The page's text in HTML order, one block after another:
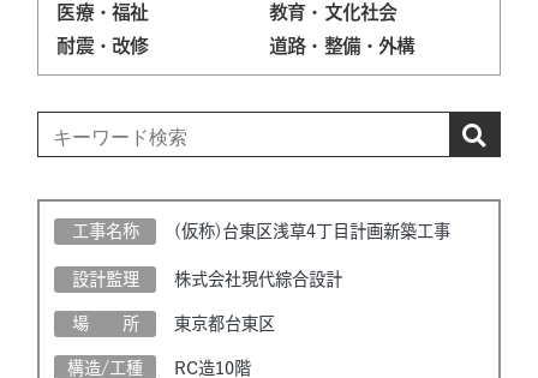
医療・福祉
教育・文化社会
耐震・改修
道路・整備・外構
工事名称 (仮称)台東区浅草4丁目計画新築工事
設計監理 株式会社現代綜合設計
場 所 東京都台東区
構造/工種 RC造10階